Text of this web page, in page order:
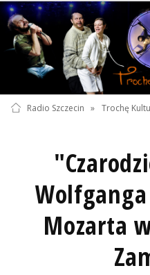
Radio Szczecin » Trochę
Mozarta